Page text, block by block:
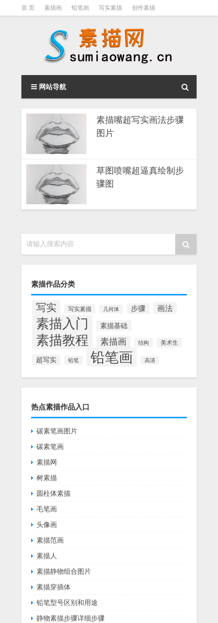
首 页 素描画 铅笔画 写实素描 创作素描
素描视频教程
网站导航
素描嘴超写实画法步骤
图片
草图喷嘴超逼真绘制步
骤图
请输入搜索内容
素描作品分类
写实 写实素描 几何体 步骤 画法
素描入门 素描基础
素描教程 素描画 结构 美术生
超写实 铅笔 铅笔画 高清
热点素描作品入口
碳素笔画图片
碳素笔画
素描网
树素描
圆柱体素描
毛笔画
头像画
素描范画
素描人
素描静物组合图片
素描穿插体
铅笔型号区别和用途
静物素描步骤详细步骤